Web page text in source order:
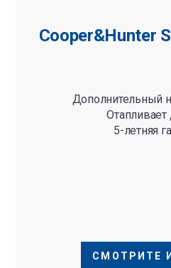
Cooper&Hunter
Дополнительный
Отапливает
5-летняя
СМОТРИТЕ